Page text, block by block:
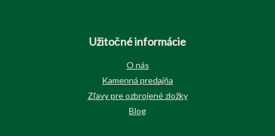
Užitočné informácie
O nás
Kamenná predajňa
Zľavy pre ozbrojené zložky
Blog